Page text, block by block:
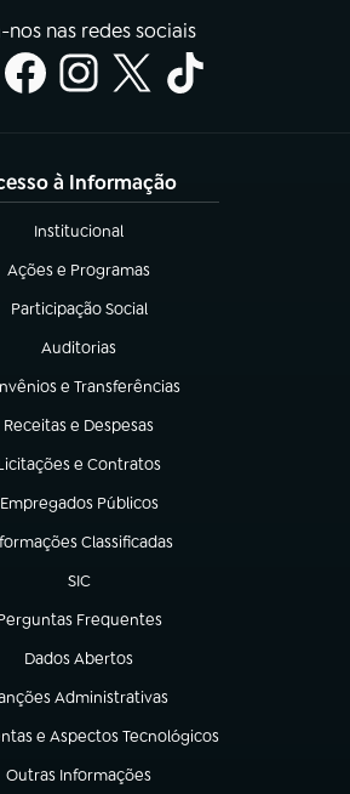
nos nas redes sociais
à Informação
Institucional
(abre em nova aba)
Ações e Programas
(abre em nova aba)
Participação Social
(abre em nova aba)
Auditorias
(abre em nova aba)
e Transferências
em nova aba)
Receitas e Despesas
(abre em nova aba)
e Contratos
em nova aba)
Empregados Públicos
(abre em nova aba)
Classificadas
em nova aba)
SIC
(abre em nova aba)
Frequentes
em nova aba)
Dados Abertos
(abre em nova aba)
Administrativas
em nova aba)
e Aspectos Tecnológicos
nova aba)
Outras Informações
(abre em nova aba)